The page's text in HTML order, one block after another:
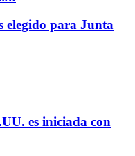
elegido para Junta
es iniciada con